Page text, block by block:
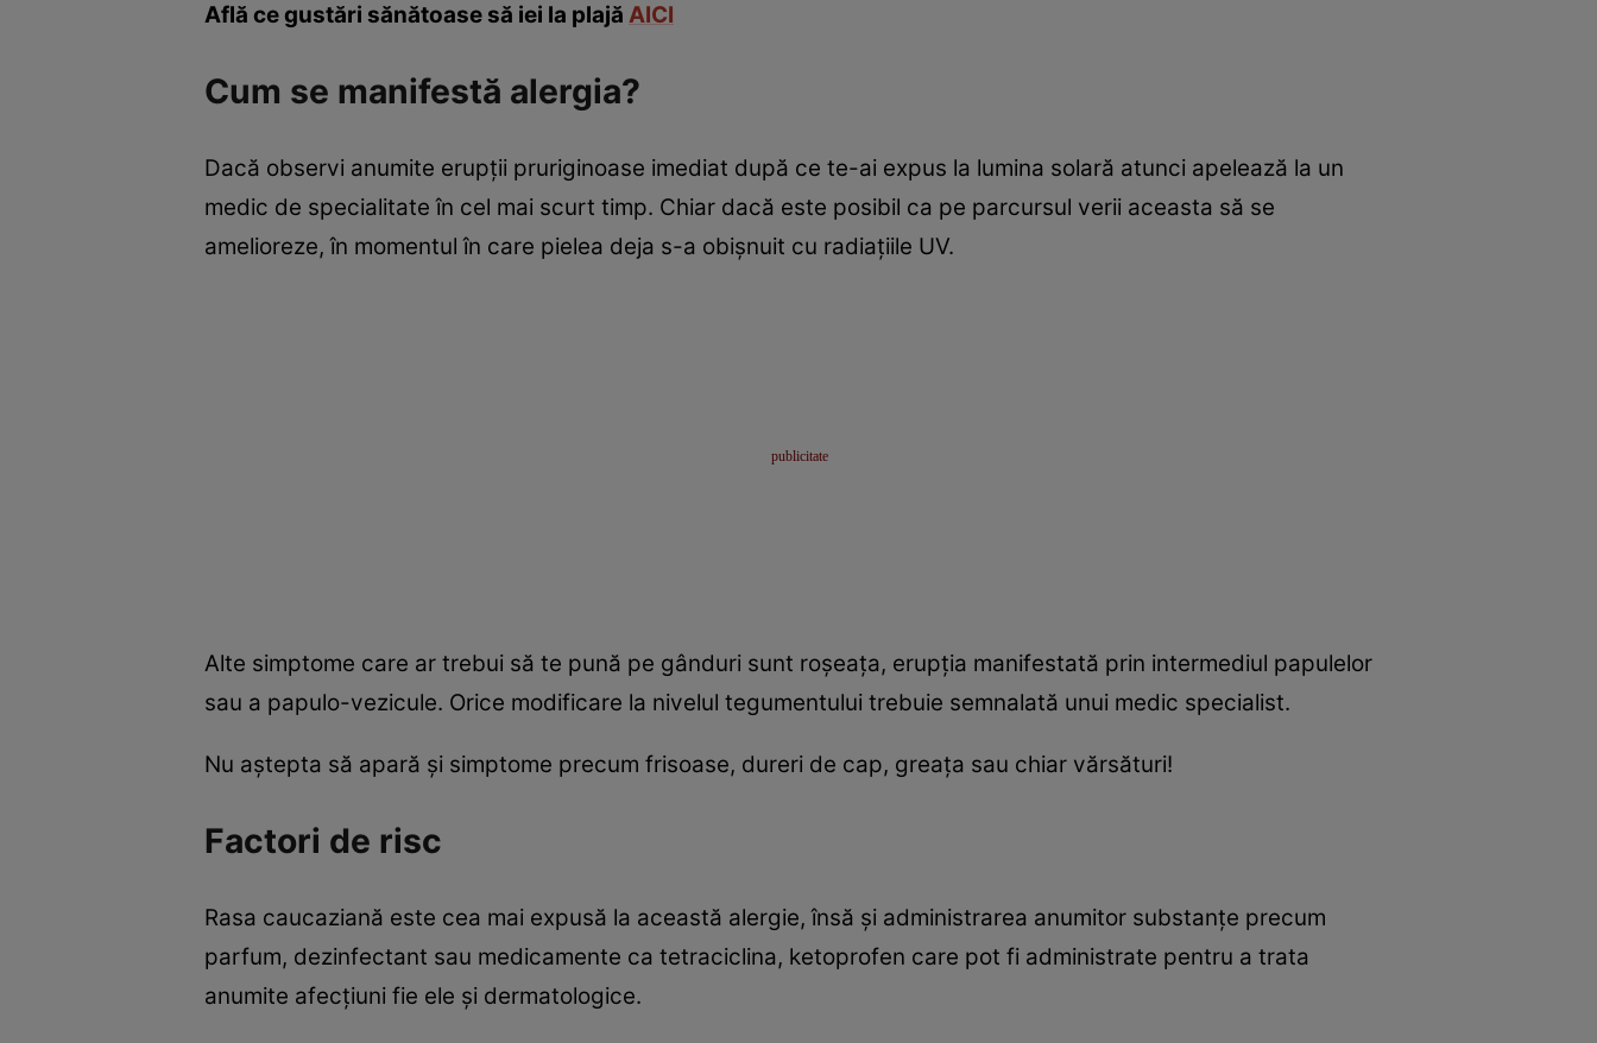
Află ce gustări sănătoase să iei la plajă AICI
Cum se manifestă alergia?
Dacă observi anumite erupţii pruriginoase imediat după ce te-ai expus la lumina solară atunci apelează la un
medic de specialitate în cel mai scurt timp. Chiar dacă este posibil ca pe parcursul verii aceasta să se
amelioreze, în momentul în care pielea deja s-a obişnuit cu radiaţiile UV.
Alte simptome care ar trebui să te pună pe gânduri sunt roşeaţa, erupţia manifestată prin intermediul papulelor
sau a papulo-vezicule. Orice modificare la nivelul tegumentului trebuie semnalată unui medic specialist.
Nu aştepta să apară şi simptome precum frisoase, dureri de cap, greaţa sau chiar vărsături!
Factori de risc
Rasa caucaziană este cea mai expusă la această alergie, însă şi administrarea anumitor substanţe precum
parfum, dezinfectant sau medicamente ca tetraciclina, ketoprofen care pot fi administrate pentru a trata
anumite afecţiuni fie ele şi dermatologice.